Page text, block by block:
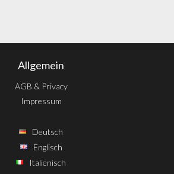
Allgemein
AGB & Privacy
Impressum
Deutsch
Englisch
Italienisch